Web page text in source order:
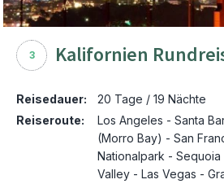
3 Kalifornien
Reisedauer:
20 Tage / 19 Nächte
Reiseroute:
Los Angeles - Santa
(Morro Bay) - San
Nationalpark -
Valley - Las Vegas -